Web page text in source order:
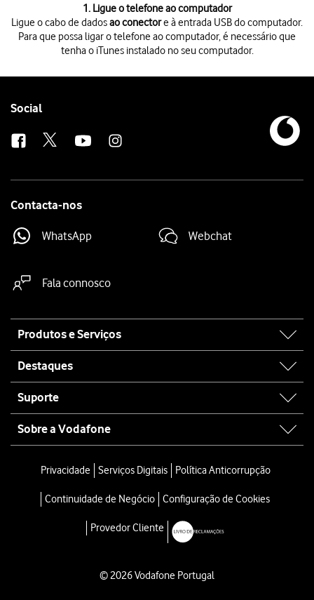
1. Ligue o telefone ao computador
Ligue o cabo de dadosao conectore à entrada USB do computador.
Para que possa ligar o telefone ao computador, é necessário que
tenha o iTunes instalado no seu computador.
Para que possa ligar o telefone ao computador, é necessário que
Cliqueno ícone de iPhone
Clique
na lista suspensa junto a "Nome do iPhone"
Clique
na cópia de segurança pretendida
Follow
Social
Contacta-nos
WhatsApp Webchat
Fala connosco
map
Produtos e Serviços
Destaques
Suporte
Sobre a Vodafone
Privacidade Serviços Digitais Política Anticorrupção
Continuidade de Negócio Configuração de Cookies
Provedor Cliente
© 2026 Vodafone Portugal